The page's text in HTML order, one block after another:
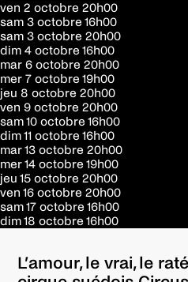
ven 2 octobre 20h00
sam 3 octobre 16h00
sam 3 octobre 20h00
dim 4 octobre 16h00
mar 6 octobre 20h00
mer 7 octobre 19h00
jeu 8 octobre 20h00
ven 9 octobre 20h00
sam 10 octobre 16h00
dim 11 octobre 16h00
mar 13 octobre 20h00
mer 14 octobre 19h00
jeu 15 octobre 20h00
ven 16 octobre 20h00
sam 17 octobre 16h00
dim 18 octobre 16h00
L’amour, le vrai, le